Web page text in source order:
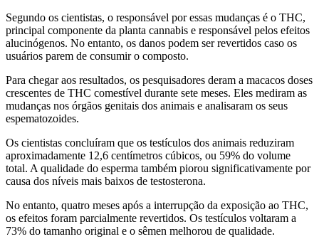
Segundo os cientistas, o responsável por essas mudanças é o THC,
principal componente da planta cannabis e responsável pelos efeitos
alucinógenos. No entanto, os danos podem ser revertidos caso os
usuários parem de consumir o composto.
Para chegar aos resultados, os pesquisadores deram a macacos doses
crescentes de THC comestível durante sete meses. Eles mediram as
mudanças nos órgãos genitais dos animais e analisaram os seus
espematozoides.
Os cientistas concluíram que os testículos dos animais reduziram
aproximadamente 12,6 centímetros cúbicos, ou 59% do volume
total. A qualidade do esperma também piorou significativamente por
causa dos níveis mais baixos de testosterona.
No entanto, quatro meses após a interrupção da exposição ao THC,
os efeitos foram parcialmente revertidos. Os testículos voltaram a
73% do tamanho original e o sêmen melhorou de qualidade.